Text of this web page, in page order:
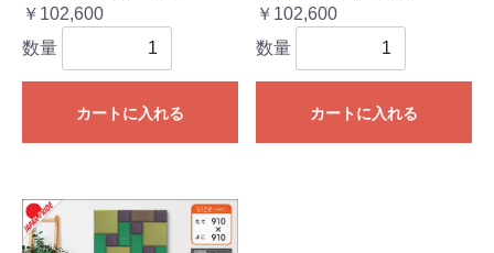
￥102,600
数量
カートに入れる
￥102,600
数量
カートに入れる